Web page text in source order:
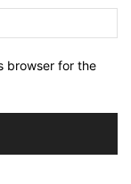
browser for the